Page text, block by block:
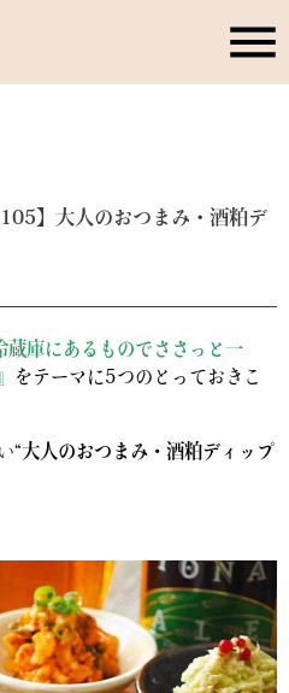
情報
ろレシピ
ブログ
】大人のおつまみ・酒粕デ
蔵庫にあるものでささっと一
をテーマに5つのとっておきこ
“大人のおつまみ・酒粕ディップ